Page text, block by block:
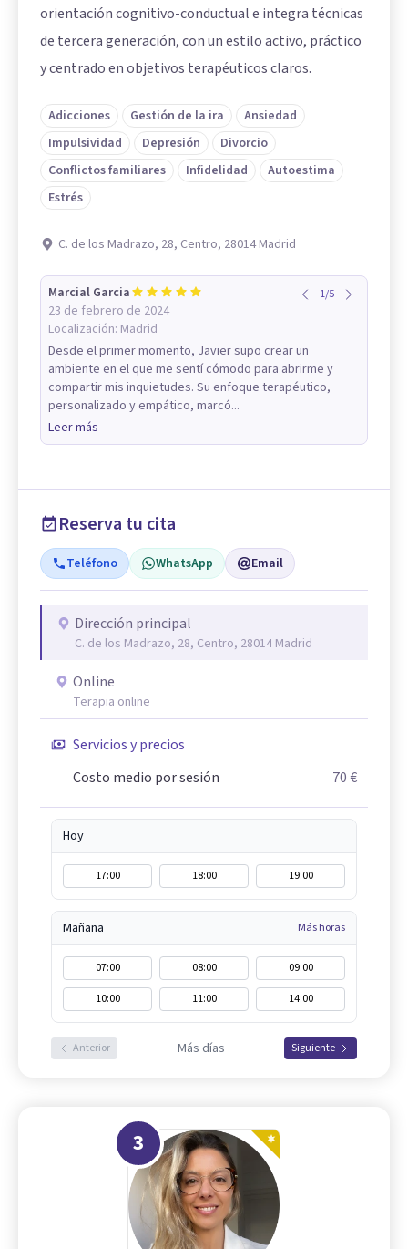
orientación cognitivo-conductual e integra técnicas
de tercera generación, con un estilo activo, práctico
y centrado en objetivos terapéuticos claros.
Adicciones Gestión de la ira
Ansiedad
Impulsividad
Depresión
Divorcio
Conflictos familiares
Infidelidad
Autoestima
Estrés
C. de los Madrazo, 28, Centro, 28014 Madrid
Marcial Garcia
23 de febrero de 2024
Localización: Madrid
1/5
Desde el primer momento, Javier supo crear un
ambiente en el que me sentí cómodo para abrirme y
compartir mis inquietudes. Su enfoque terapéutico,
personalizado y empático, marcó...
Leer más
Reserva tu cita
Teléfono WhatsApp Email
Dirección principal
C. de los Madrazo, 28, Centro, 28014 Madrid
Online
Terapia online
Servicios y precios
Costo medio por sesión
70 €
Hoy
17:00 18:00 19:00
Mañana Más horas
07:00 08:00
09:00
10:00
11:00 14:00
Anterior Más días Siguiente
3